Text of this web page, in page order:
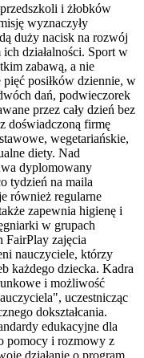
i żłobków
wyznaczyły
duży nacisk na rozwój
działalności. Sport w
zabawą, a nie
posiłków dziennie, w
dań, podwieczorek
przez cały dzień bez
doświadczoną firmę
wegetariańskie,
diety. Nad
dyplomowany
tydzień na maila
również regularne
zapewnia higienę i
w grupach
FairPlay zajęcia
nauczyciele, którzy
każdego dziecka. Kadra
i możliwość
uczestnicząc
dokształcania.
edukacyjne dla
pomocy i rozmowy z
działanie o program